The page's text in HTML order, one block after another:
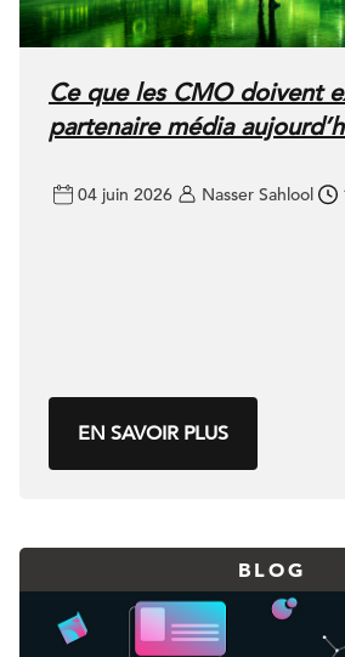
Ce que les CMO doivent
partenaire média
04 juin 2026 Nasser Sahlool
EN SAVOIR PLUS
BLOG